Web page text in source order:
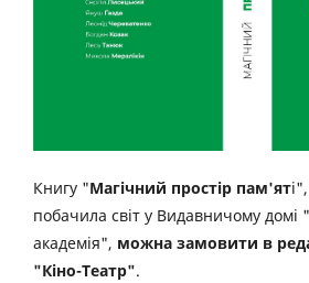
Книгу "Магічний простір пам'ят
побачила світ у Видавничому домі
академія", можна замовити в
"Кіно-Театр".